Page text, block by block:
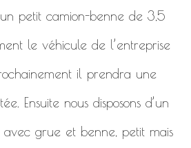
petit camion-benne de 3,5
le véhicule de l’entreprise
il prendra une
Ensuite nous disposons d’un
avec grue et benne, petit mais